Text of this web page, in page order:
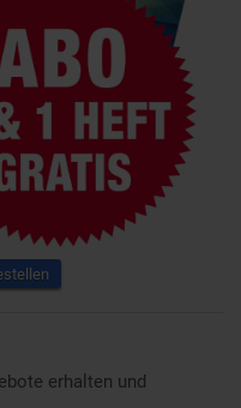
erhalten und